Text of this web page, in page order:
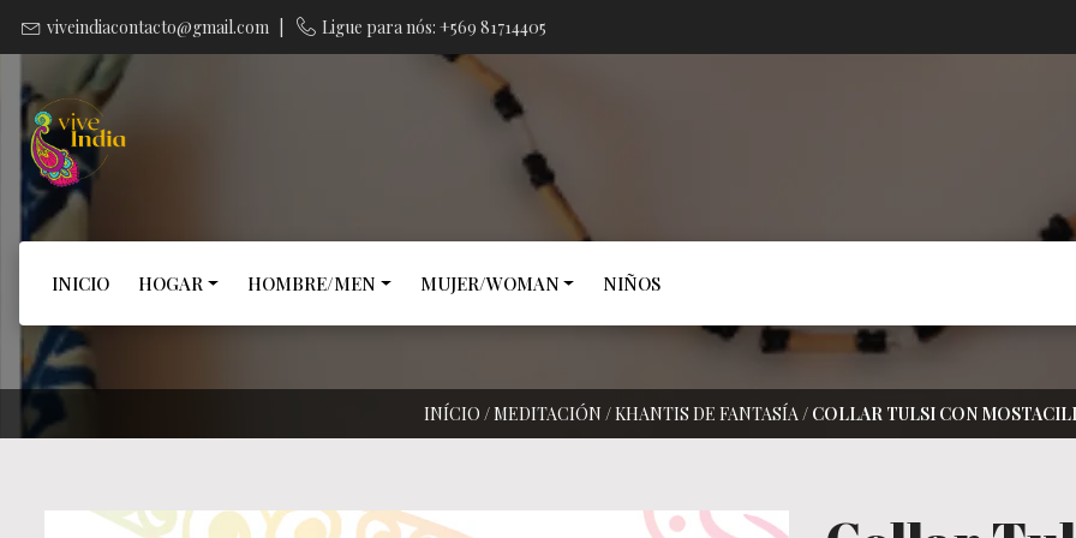
viveindiacontacto@gmail.com Ligue para nós: +569 81714405
INICIO HOGAR HOMBRE/MEN MUJER/WOMAN NIÑOS
INÍCIO /MEDITACIÓN /KHANTIS DE FANTASÍA/ COLLAR TULSI CON